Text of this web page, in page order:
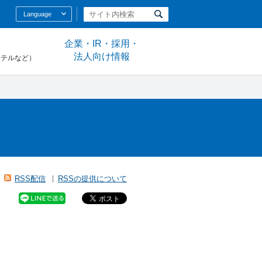
Language
ルなど）
企業・IR・採用・
法人向け情報
RSS配信 RSSの提供について